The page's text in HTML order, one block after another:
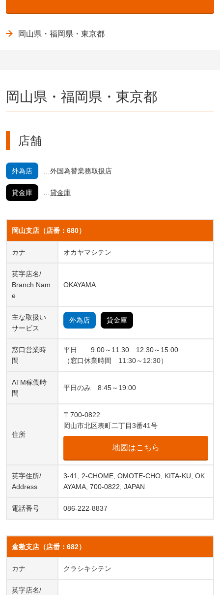
岡山県・福岡県・東京都
岡山県・福岡県・東京都
店舗
外為店 外国為替業務取扱店
貸金庫 貸金庫
岡山支店（店番：680）
カナ オカヤマシテン
英字店名/
Branch Nam
e
OKAYAMA
主な取扱い
サービス
外為店 貸金庫
窓口営業時
間
平日 9:00～11:30 12:30～15:00
（窓口休業時間 11:30～12:30）
ATM稼働時
間
平日のみ 8:45～19:00
住所
〒700-0822
岡山市北区表町二丁目3番41号
地図はこちら
英字住所/
Address
3-41, 2-CHOME, OMOTE-CHO, KITA-KU, OK
AYAMA, 700-0822, JAPAN
電話番号 086-222-8837
倉敷支店（店番：682）
カナ クラシキシテン
英字店名/